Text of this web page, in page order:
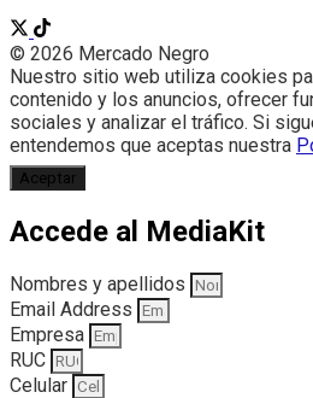
© 2026 Mercado Negro
Nuestro sitio web utiliza cookies
contenido y los anuncios, ofrecer
sociales y analizar el tráfico. Si
entendemos que aceptas nuestra
Aceptar
Accede al MediaKit
Nombres y apellidos
Email Address
Empresa
RUC
Celular